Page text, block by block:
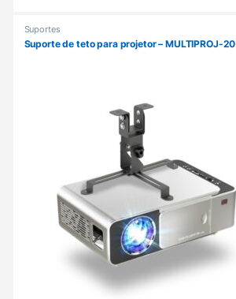
Suportes
Suporte de teto para projetor – MULTIPROJ-20